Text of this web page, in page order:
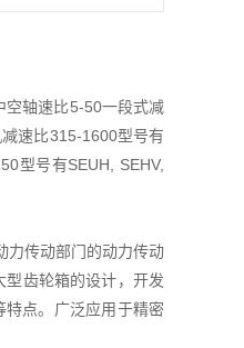
空轴速比5-50一段式减
速比315-1600型号有
型号有SEUH, SEHV,
力传动部门的动力传动
齿轮箱的设计，开发
特点。广泛应用于精密